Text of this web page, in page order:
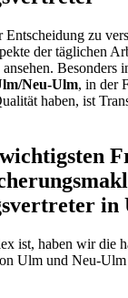
zu
der täglichen
Besonders
Neu-Ulm, in der
haben, ist
in
ist, haben wir die
Ulm und Neu-